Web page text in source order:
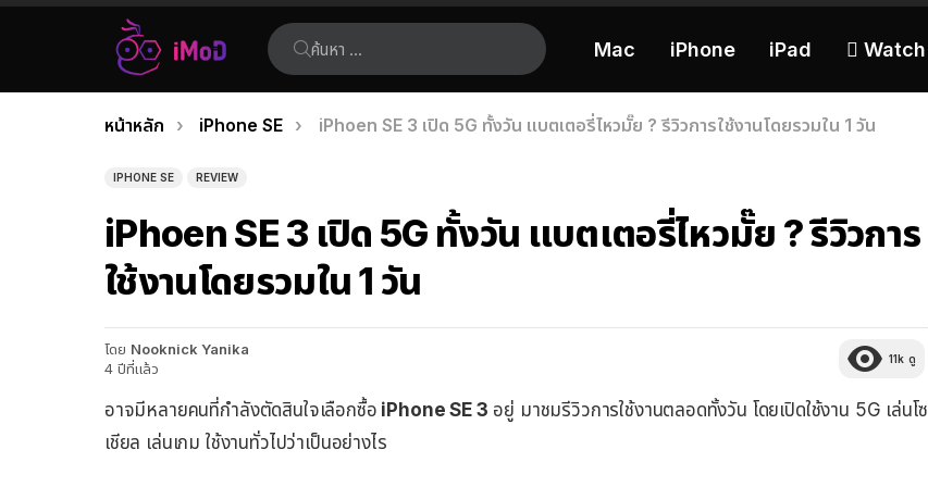
ค้นหา:
Mac iPhone iPad  Watch
เรื่อง
ล่าสุด
คุณอยู่ที่นี่:
หน้าหลัก iPhone SE iPhoen SE 3 เปิด 5G ทั้งวัน แบตเตอรี่ไหวมั๊ย ? รีวิวการใช้งานโดยรวมใน 1 วัน
IPHONE SE REVIEW
iPhoen SE 3 เปิด 5G ทั้งวัน แบตเตอรี่ไหวมั๊ย ? รีวิวการ
ใช้งานโดยรวมใน 1 วัน
โดย Nooknick Yanika
4 ปีที่แล้ว
11k ดู
อาจมีหลายคนที่กำลังตัดสินใจเลือกซื้อ iPhone SE 3 อยู่ มาชมรีวิวการใช้งานตลอดทั้งวัน โดยเปิดใช้งาน 5G เล่นโซ
เชียล เล่นเกม ใช้งานทั่วไปว่าเป็นอย่างไร